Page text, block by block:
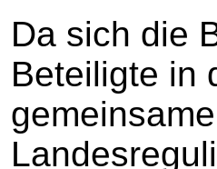
Da sich die
Beteiligte in